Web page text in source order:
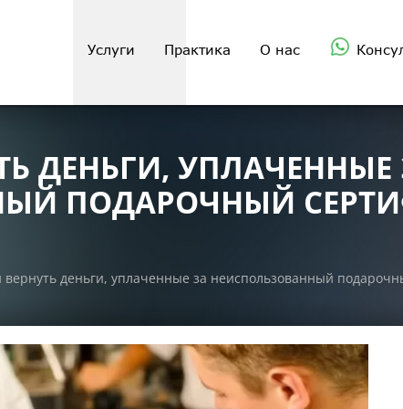
Услуги Практика О нас
ДЕНЬГИ, УПЛАЧЕННЫЕ
ПОДАРОЧНЫЙ
деньги, уплаченные за неиспользованный